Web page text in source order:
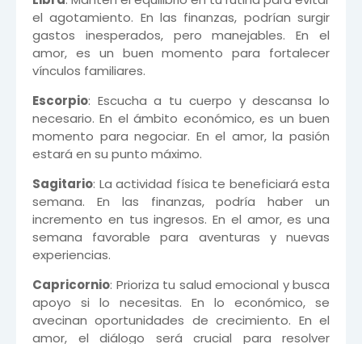
el agotamiento. En las finanzas, podrían surgir
gastos inesperados, pero manejables. En el
amor, es un buen momento para fortalecer
vínculos familiares.
Escorpio: Escucha a tu cuerpo y descansa lo
necesario. En el ámbito económico, es un buen
momento para negociar. En el amor, la pasión
estará en su punto máximo.
Sagitario: La actividad física te beneficiará esta
semana. En las finanzas, podría haber un
incremento en tus ingresos. En el amor, es una
semana favorable para aventuras y nuevas
experiencias.
Capricornio: Prioriza tu salud emocional y busca
apoyo si lo necesitas. En lo económico, se
avecinan oportunidades de crecimiento. En el
amor, el diálogo será crucial para resolver